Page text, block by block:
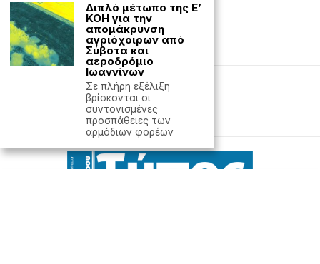
Editorial Έντυπη έκδοση
by Hostville
Διπλό μέτωπο της Ε’
ΚΟΗ για την
απομάκρυνση
αγριόχοιρων από
Σύβοτα και
αεροδρόμιο
Ιωαννίνων
Σε πλήρη εξέλιξη
βρίσκονται οι
συντονισμένες
προσπάθειες των
αρμόδιων φορέων